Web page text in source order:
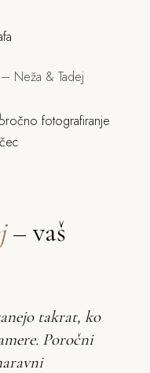
– vaš
takrat, ko
Poročni